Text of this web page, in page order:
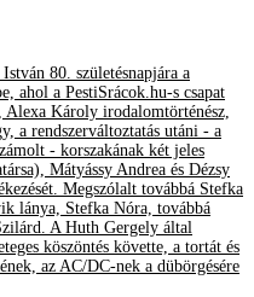
80. születésnapjára a
ahol a PestiSrácok.hu-s csapat
Alexa Károly irodalomtörténész,
a rendszerváltoztatás utáni - a
- korszakának két jeles
Mátyássy Andrea és Dézsy
Megszólalt továbbá Stefka
lánya, Stefka Nóra, továbbá
A Huth Gergely által
köszöntés követte, a tortát és
az AC/DC-nek a dübörgésére